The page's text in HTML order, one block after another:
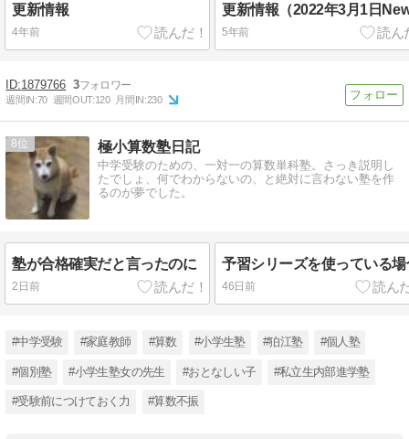
更新情報
4年前
更新情報（2022年3月1日
5年前
1879766 3
週間IN:70 週間OUT:120 月間IN:230
8 極小算数塾日記
中学受験のための、一対一の算数単科塾。さっき説明し
たでしょ、何でわからないの、と絶対に言わない塾を作
るのが夢でした。
塾が合格確実だと言ったのに
2日前
予習シリーズを使っている場
46日前
#中学受験 #家庭教師 #算数 #小学生塾 #狛江塾 #個人塾
#個別塾 #小学生塾女の先生 #おとなしい子 #私立生内部進学塾
#受験前につけておく力 #算数不振